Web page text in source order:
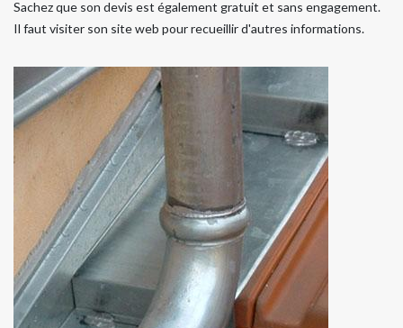
Sachez que son devis est également gratuit et sans engagement.
Il faut visiter son site web pour recueillir d'autres informations.